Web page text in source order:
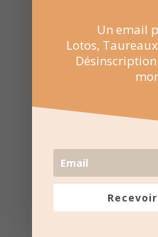
14:30 au 18:00
Arènes
Coinon – Saint-
Av. Folco de
Un email
Lotos,